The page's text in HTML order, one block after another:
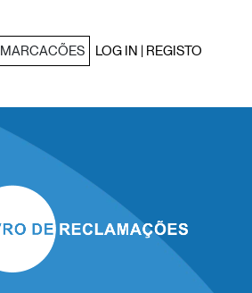
MARCACÕES LOG IN | REGISTO